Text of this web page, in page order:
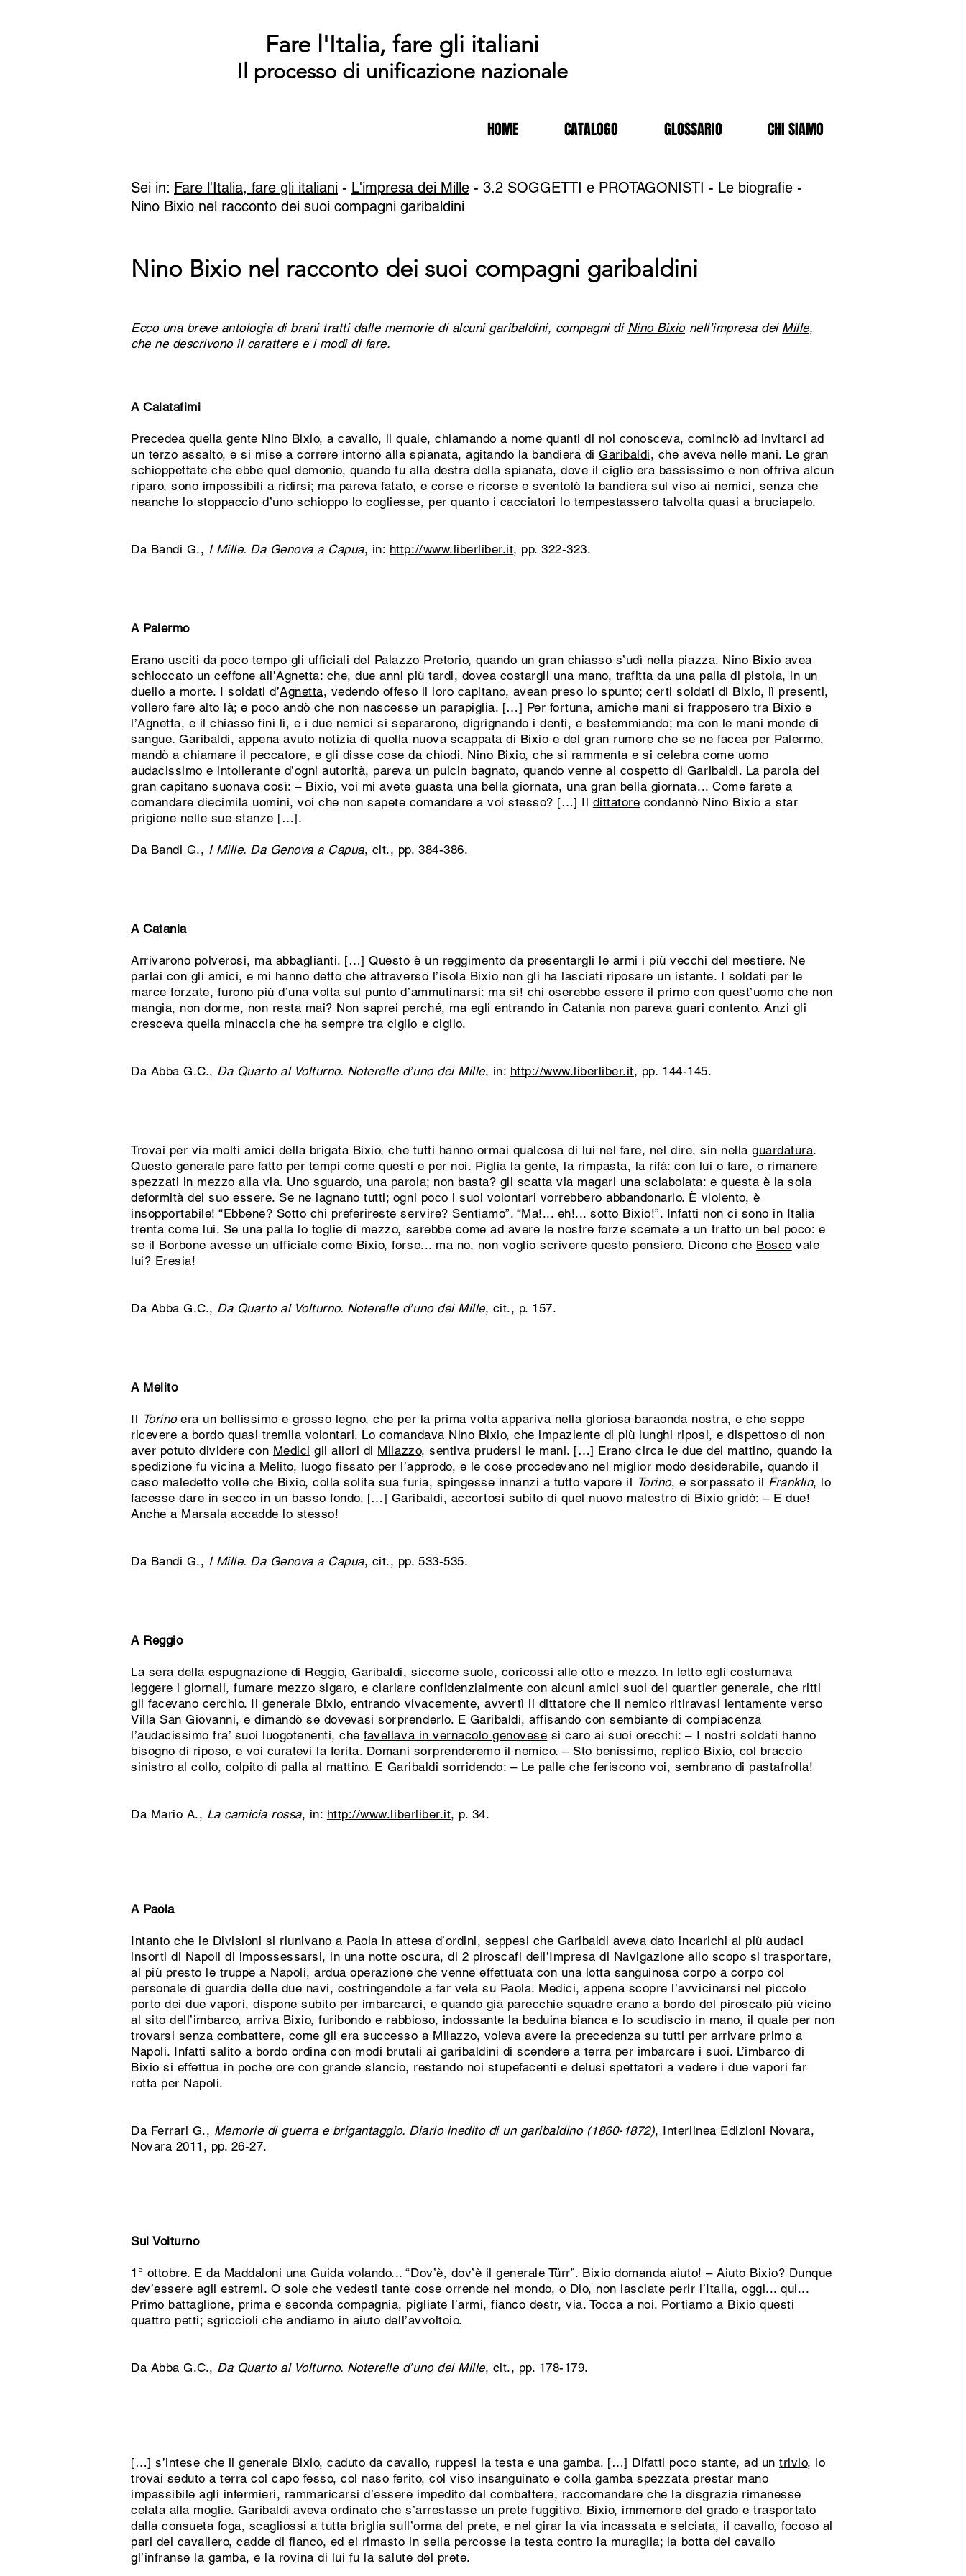
Fare l'Italia, fare gli italiani
Il processo di unificazione nazionale
HOME CATALOGO GLOSSARIO CHI SIAMO
Sei in: Fare l'Italia, fare gli italiani - L'impresa dei Mille - 3.2 SOGGETTI e PROTAGONISTI - Le biografie -
Nino Bixio nel racconto dei suoi compagni garibaldini
Nino Bixio nel racconto dei suoi compagni garibaldini
Ecco una breve antologia di brani tratti dalle memorie di alcuni garibaldini, compagni di Nino Bixionell’impresa dei Mille,
che ne descrivono il carattere e i modi di fare.
A Calatafimi
Precedea quella gente Nino Bixio, a cavallo, il quale, chiamando a nome quanti di noi conosceva, cominciò ad invitarci ad
un terzo assalto, e si mise a correre intorno alla spianata, agitando la bandiera diGaribaldi, che aveva nelle mani. Le gran
schioppettate che ebbe quel demonio, quando fu alla destra della spianata, dove il ciglio era bassissimo e non offriva alcun
riparo, sono impossibili a ridirsi; ma pareva fatato, e corse e ricorse e sventolò la bandiera sul viso ai nemici, senza che
neanche lo stoppaccio d’uno schioppo lo cogliesse, per quanto i cacciatori lo tempestassero talvolta quasi a bruciapelo.
Da Bandi G., I Mille. Da Genova a Capua, in: http://www.liberliber.it, pp. 322-323.
A Palermo
Erano usciti da poco tempo gli ufficiali del Palazzo Pretorio, quando un gran chiasso s’udì nella piazza. Nino Bixio avea
schioccato un ceffone all’Agnetta: che, due anni più tardi, dovea costargli una mano, trafitta da una palla di pistola, in un
duello a morte. I soldati d’Agnetta, vedendo offeso il loro capitano, avean preso lo spunto; certi soldati di Bixio, lì presenti,
vollero fare alto là; e poco andò che non nascesse un parapiglia. […] Per fortuna, amiche mani si frapposero tra Bixio e
l’Agnetta, e il chiasso finì lì, e i due nemici si separarono, digrignando i denti, e bestemmiando; ma con le mani monde di
sangue. Garibaldi, appena avuto notizia di quella nuova scappata di Bixio e del gran rumore che se ne facea per Palermo,
mandò a chiamare il peccatore, e gli disse cose da chiodi. Nino Bixio, che si rammenta e si celebra come uomo
audacissimo e intollerante d’ogni autorità, pareva un pulcin bagnato, quando venne al cospetto di Garibaldi. La parola del
gran capitano suonava così: – Bixio, voi mi avete guasta una bella giornata, una gran bella giornata... Come farete a
comandare diecimila uomini, voi che non sapete comandare a voi stesso? […] Il dittatore condannò Nino Bixio a star
prigione nelle sue stanze […].
Da Bandi G., I Mille. Da Genova a Capua, cit., pp. 384-386.
A Catania
Arrivarono polverosi, ma abbaglianti. […] Questo è un reggimento da presentargli le armi i più vecchi del mestiere. Ne
parlai con gli amici, e mi hanno detto che attraverso l’isola Bixio non gli ha lasciati riposare un istante. I soldati per le
marce forzate, furono più d’una volta sul punto d’ammutinarsi: ma sì! chi oserebbe essere il primo con quest’uomo che non
mangia, non dorme, non resta mai? Non saprei perché, ma egli entrando in Catania non pareva guari contento. Anzi gli
cresceva quella minaccia che ha sempre tra ciglio e ciglio.
Da Abba G.C., Da Quarto al Volturno. Noterelle d’uno dei Mille, in: http://www.liberliber.it, pp. 144-145.
Trovai per via molti amici della brigata Bixio, che tutti hanno ormai qualcosa di lui nel fare, nel dire, sin nellaguardatura.
Questo generale pare fatto per tempi come questi e per noi. Piglia la gente, la rimpasta, la rifà: con lui o fare, o rimanere
spezzati in mezzo alla via. Uno sguardo, una parola; non basta? gli scatta via magari una sciabolata: e questa è la sola
deformità del suo essere. Se ne lagnano tutti; ogni poco i suoi volontari vorrebbero abbandonarlo. È violento, è
insopportabile! “Ebbene? Sotto chi preferireste servire? Sentiamo”. “Ma!... eh!... sotto Bixio!”. Infatti non ci sono in Italia
trenta come lui. Se una palla lo toglie di mezzo, sarebbe come ad avere le nostre forze scemate a un tratto un bel poco: e
se il Borbone avesse un ufficiale come Bixio, forse... ma no, non voglio scrivere questo pensiero. Dicono che Bosco vale
lui? Eresia!
Da Abba G.C., Da Quarto al Volturno. Noterelle d’uno dei Mille, cit., p. 157.
A Melito
Il Torinoera un bellissimo e grosso legno, che per la prima volta appariva nella gloriosa baraonda nostra, e che seppe
ricevere a bordo quasi tremila volontari. Lo comandava Nino Bixio, che impaziente di più lunghi riposi, e dispettoso di non
aver potuto dividere con Medici gli allori di Milazzo, sentiva prudersi le mani. […] Erano circa le due del mattino, quando la
spedizione fu vicina a Melito, luogo fissato per l’approdo, e le cose procedevano nel miglior modo desiderabile, quando il
caso maledetto volle che Bixio, colla solita sua furia, spingesse innanzi a tutto vapore il Torino, e sorpassato il Franklin, lo
facesse dare in secco in un basso fondo. […] Garibaldi, accortosi subito di quel nuovo malestro di Bixio gridò: – E due!
Anche a Marsala accadde lo stesso!
Da Bandi G., I Mille. Da Genova a Capua, cit., pp. 533-535.
A Reggio
La sera della espugnazione di Reggio, Garibaldi, siccome suole, coricossi alle otto e mezzo. In letto egli costumava
leggere i giornali, fumare mezzo sigaro, e ciarlare confidenzialmente con alcuni amici suoi del quartier generale, che ritti
gli facevano cerchio. Il generale Bixio, entrando vivacemente, avvertì il dittatore che il nemico ritiravasi lentamente verso
Villa San Giovanni, e dimandò se dovevasi sorprenderlo. E Garibaldi, affisando con sembiante di compiacenza
l’audacissimo fra’ suoi luogotenenti, chefavellava in vernacolo genovese sì caro ai suoi orecchi: – I nostri soldati hanno
bisogno di riposo, e voi curatevi la ferita. Domani sorprenderemo il nemico. – Sto benissimo, replicò Bixio, col braccio
sinistro al collo, colpito di palla al mattino. E Garibaldi sorridendo: – Le palle che feriscono voi, sembrano di pastafrolla!
Da Mario A., La camicia rossa, in: http://www.liberliber.it, p. 34.
A Paola
Intanto che le Divisioni si riunivano a Paola in attesa d’ordini, seppesi che Garibaldi aveva dato incarichi ai più audaci
insorti di Napoli di impossessarsi, in una notte oscura, di 2 piroscafi dell’Impresa di Navigazione allo scopo si trasportare,
al più presto le truppe a Napoli, ardua operazione che venne effettuata con una lotta sanguinosa corpo a corpo col
personale di guardia delle due navi, costringendole a far vela su Paola. Medici, appena scopre l’avvicinarsi nel piccolo
porto dei due vapori, dispone subito per imbarcarci, e quando già parecchie squadre erano a bordo del piroscafo più vicino
al sito dell’imbarco, arriva Bixio, furibondo e rabbioso, indossante la beduina bianca e lo scudiscio in mano, il quale per non
trovarsi senza combattere, come gli era successo a Milazzo, voleva avere la precedenza su tutti per arrivare primo a
Napoli. Infatti salito a bordo ordina con modi brutali ai garibaldini di scendere a terra per imbarcare i suoi. L’imbarco di
Bixio si effettua in poche ore con grande slancio, restando noi stupefacenti e delusi spettatori a vedere i due vapori far
rotta per Napoli.
Da Ferrari G., Memorie di guerra e brigantaggio. Diario inedito di un garibaldino (1860-1872), Interlinea Edizioni Novara,
Novara 2011, pp. 26-27.
Sul Volturno
1° ottobre. E da Maddaloni una Guida volando... “Dov’è, dov’è il generale Türr”. Bixio domanda aiuto! – Aiuto Bixio? Dunque
dev’essere agli estremi. O sole che vedesti tante cose orrende nel mondo, o Dio, non lasciate perir l’Italia, oggi... qui...
Primo battaglione, prima e seconda compagnia, pigliate l’armi, fianco destr, via. Tocca a noi. Portiamo a Bixio questi
quattro petti; sgriccioli che andiamo in aiuto dell’avvoltoio.
Da Abba G.C., Da Quarto al Volturno. Noterelle d’uno dei Mille, cit., pp. 178-179.
[…] s’intese che il generale Bixio, caduto da cavallo, ruppesi la testa e una gamba. […] Difatti poco stante, ad untrivio, lo
trovai seduto a terra col capo fesso, col naso ferito, col viso insanguinato e colla gamba spezzata prestar mano
impassibile agli infermieri, rammaricarsi d’essere impedito dal combattere, raccomandare che la disgrazia rimanesse
celata alla moglie. Garibaldi aveva ordinato che s’arrestasse un prete fuggitivo. Bixio, immemore del grado e trasportato
dalla consueta foga, scagliossi a tutta briglia sull’orma del prete, e nel girar la via incassata e selciata, il cavallo, focoso al
pari del cavaliero, cadde di fianco, ed ei rimasto in sella percosse la testa contro la muraglia; la botta del cavallo
gl’infranse la gamba, e la rovina di lui fu la salute del prete.